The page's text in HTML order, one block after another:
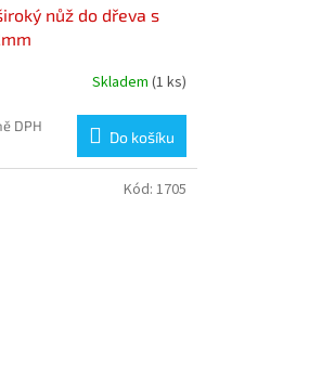
nůž do dřeva s
Skladem (1 ks)
DPH
Do košíku
Kód: 1705